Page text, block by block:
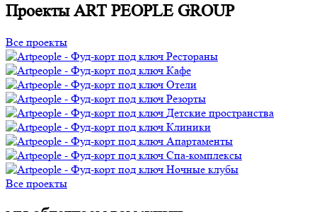
Проекты ART PEOPLE GROUP
Все проекты
Рестораны
Кафе
Отели
Резорты
Детские пространства
Клиники
Апартаменты
Спа-комплексы
Ночные клубы
Все проекты